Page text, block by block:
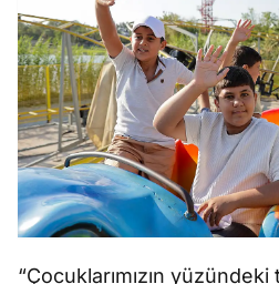
“Çocuklarımızın